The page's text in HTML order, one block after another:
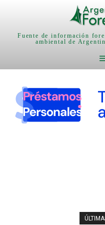
Fuente de información
ambiental de